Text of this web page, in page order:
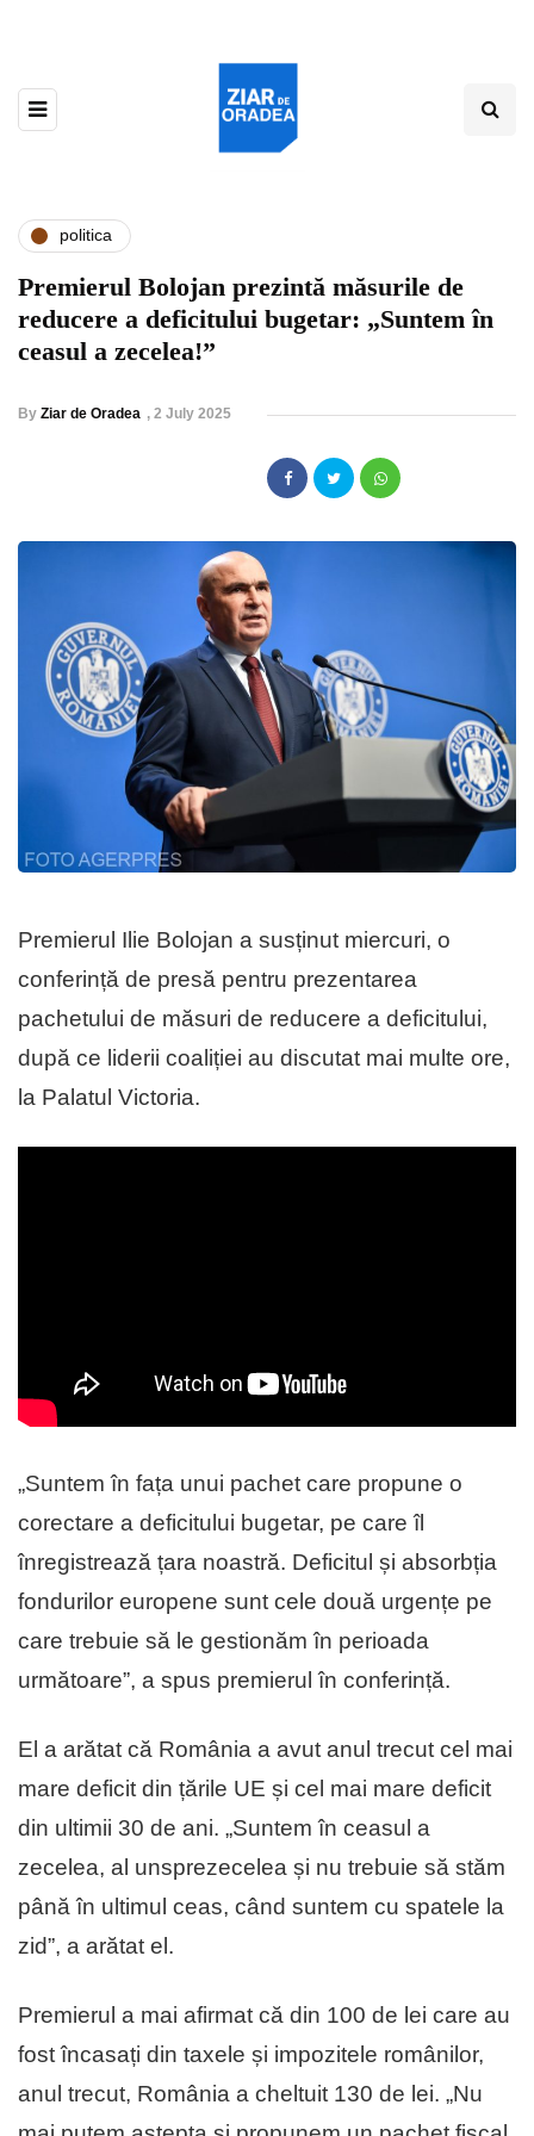
politica
Premierul Bolojan prezintă măsurile de
reducere a deficitului bugetar: „Suntem în
ceasul a zecelea!”
By Ziar de Oradea , 2 July 2025
Premierul Ilie Bolojan a susținut miercuri, o
conferință de presă pentru prezentarea
pachetului de măsuri de reducere a deficitului,
după ce liderii coaliției au discutat mai multe ore,
la Palatul Victoria.
„Suntem în fața unui pachet care propune o
corectare a deficitului bugetar, pe care îl
înregistrează țara noastră. Deficitul și absorbția
fondurilor europene sunt cele două urgențe pe
care trebuie să le gestionăm în perioada
următoare”, a spus premierul în conferință.
El a arătat că România a avut anul trecut cel mai
mare deficit din țările UE și cel mai mare deficit
din ultimii 30 de ani. „Suntem în ceasul a
zecelea, al unsprezecelea și nu trebuie să stăm
până în ultimul ceas, când suntem cu spatele la
zid”, a arătat el.
Premierul a mai afirmat că din 100 de lei care au
fost încasați din taxele și impozitele românilor,
anul trecut, România a cheltuit 130 de lei. „Nu